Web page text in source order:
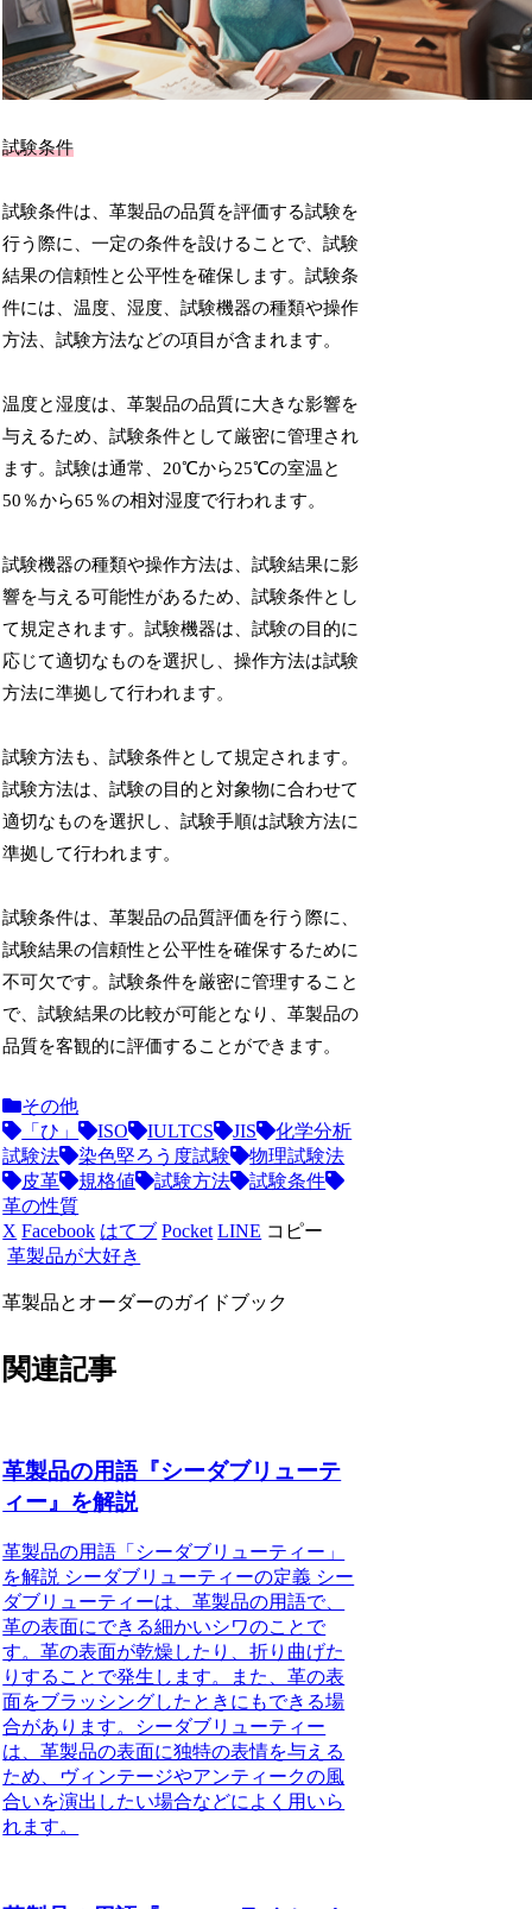
試験条件
試験条件は、革製品の品質を評価する試験を
行う際に、一定の条件を設けることで、試験
結果の信頼性と公平性を確保します。試験条
件には、温度、湿度、試験機器の種類や操作
方法、試験方法などの項目が含まれます。
温度と湿度は、革製品の品質に大きな影響を
与えるため、試験条件として厳密に管理され
ます。試験は通常、20℃から25℃の室温と
50％から65％の相対湿度で行われます。
試験機器の種類や操作方法は、試験結果に影
響を与える可能性があるため、試験条件とし
て規定されます。試験機器は、試験の目的に
応じて適切なものを選択し、操作方法は試験
方法に準拠して行われます。
試験方法も、試験条件として規定されます。
試験方法は、試験の目的と対象物に合わせて
適切なものを選択し、試験手順は試験方法に
準拠して行われます。
試験条件は、革製品の品質評価を行う際に、
試験結果の信頼性と公平性を確保するために
不可欠です。試験条件を厳密に管理すること
で、試験結果の比較が可能となり、革製品の
品質を客観的に評価することができます。
その他
「ひ」
ISO IULTCS JIS
化学分析
試験法
染色堅ろう度試験
物理試験法
皮革
規格値 試験方法
試験条件
革の性質
X Facebook はてブ Pocket LINE コピー
革製品が大好き
革製品とオーダーのガイドブック
関連記事
革製品の用語『シーダブリューテ
ィー』を解説
革製品の用語「シーダブリューティー」
を解説 シーダブリューティーの定義 シー
ダブリューティーは、革製品の用語で、
革の表面にできる細かいシワのことで
す。革の表面が乾燥したり、折り曲げた
りすることで発生します。また、革の表
面をブラッシングしたときにもできる場
合があります。シーダブリューティー
は、革製品の表面に独特の表情を与える
ため、ヴィンテージやアンティークの風
合いを演出したい場合などによく用いら
れます。